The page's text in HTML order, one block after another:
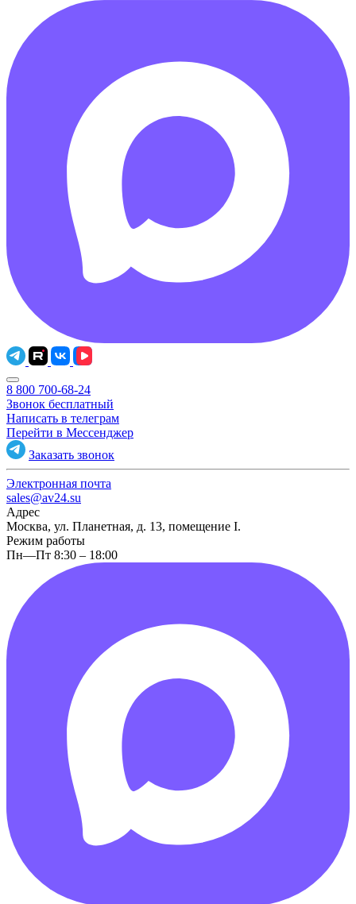
8 800 700-68-24
Звонок бесплатный
Написать в телеграм
Перейти в Мессенджер
Заказать звонок
Электронная почта
sales@av24.su
Адрес
Москва, ул. Планетная, д. 13, помещение I.
Режим работы
Пн—Пт 8:30 – 18:00